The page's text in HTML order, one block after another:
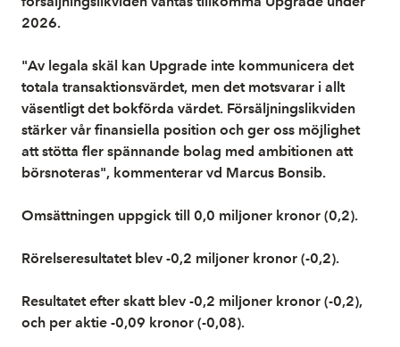
2026.
"Av legala skäl kan Upgrade inte kommunicera det
totala transaktionsvärdet, men det motsvarar i allt
väsentligt det bokförda värdet. Försäljningslikviden
stärker vår finansiella position och ger oss möjlighet
att stötta fler spännande bolag med ambitionen att
börsnoteras", kommenterar vd Marcus Bonsib.
Omsättningen uppgick till 0,0 miljoner kronor (0,2).
Rörelseresultatet blev -0,2 miljoner kronor (-0,2).
Resultatet efter skatt blev -0,2 miljoner kronor (-0,2),
och per aktie -0,09 kronor (-0,08).